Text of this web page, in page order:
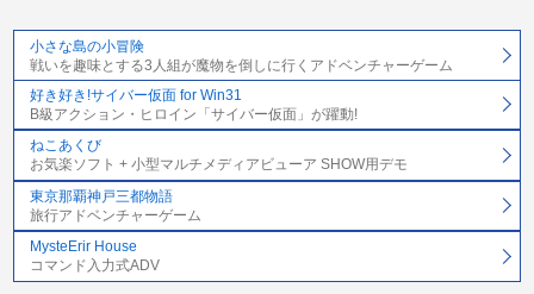
小さな島の小冒険
戦いを趣味とする3人組が魔物を倒しに行くアドベンチャーゲーム
好き好き!サイバー仮面 for Win31
B級アクション・ヒロイン「サイバー仮面」が躍動!
ねこあくび
お気楽ソフト + 小型マルチメディアビューア SHOW用デモ
東京那覇神戸三都物語
旅行アドベンチャーゲーム
MysteErir House
コマンド入力式ADV